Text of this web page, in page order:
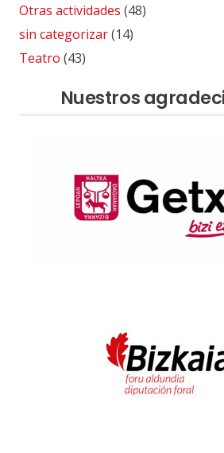
Otras actividades (48)
sin categorizar(14)
Teatro (43)
Nuestros